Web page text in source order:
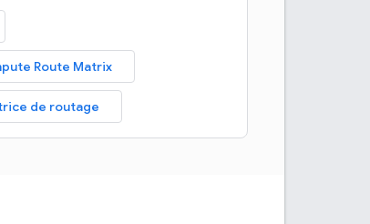
Route Matrix
de routage